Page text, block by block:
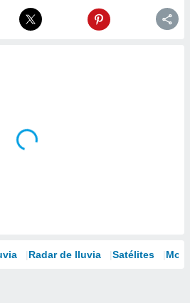
Radar de lluvia Satélites